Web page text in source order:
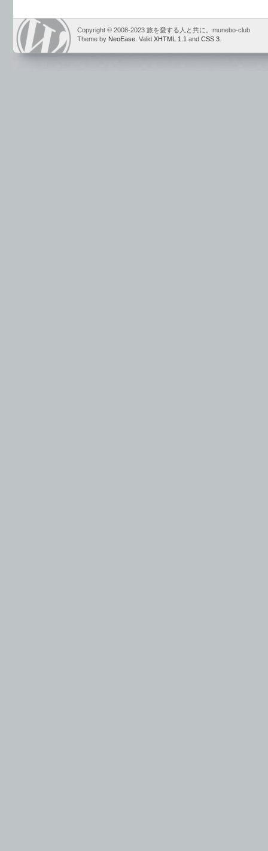
Copyright © 2008-2023 旅を愛する人と共に。munebo-club
Theme by NeoEase . Valid XHTML 1.1 and CSS 3